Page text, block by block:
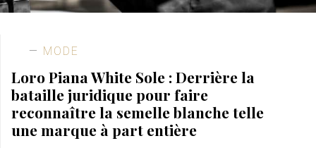
MODE
Loro Piana White Sole : Derrière la
bataille juridique pour faire
reconnaître la semelle blanche telle
une marque à part entière